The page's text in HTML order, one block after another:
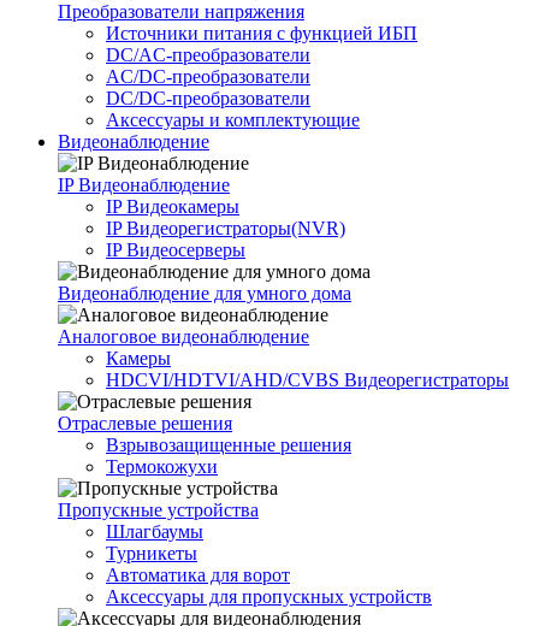
Преобразователи напряжения
Источники питания c функцией ИБП
DC/AC-преобразователи
AC/DC-преобразователи
DC/DC-преобразователи
Аксессуары и комплектующие
Видеонаблюдение
IP Видеонаблюдение
IP Видеокамеры
IP Видеорегистраторы(NVR)
IP Видеосерверы
Видеонаблюдение для умного дома
Аналоговое видеонаблюдение
Камеры
HDCVI/HDTVI/AHD/CVBS Видеорегистраторы
Отраслевые решения
Взрывозащищенные решения
Термокожухи
Пропускные устройства
Шлагбаумы
Турникеты
Автоматика для ворот
Аксессуары для пропускных устройств